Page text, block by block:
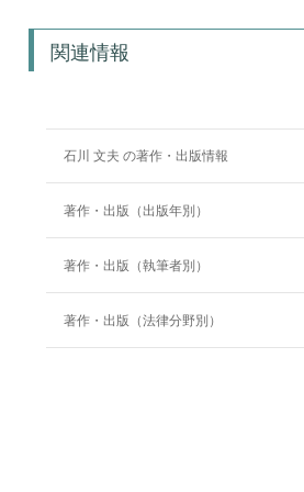
関連情報
石川 文夫 の著作・出版情報
著作・出版（出版年別）
著作・出版（執筆者別）
著作・出版（法律分野別）